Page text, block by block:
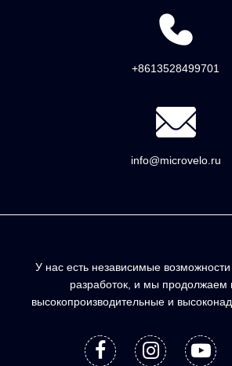
+8613528499701
info@microvelo.ru
У нас есть независимые
разработок, и мы продолжаем
высокопроизводительные и